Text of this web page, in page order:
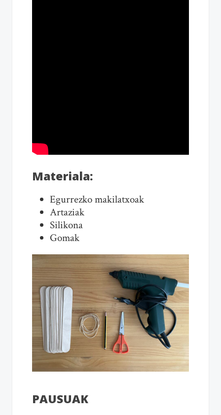
Materiala:
Egurrezko makilatxoak
Artaziak
Silikona
Gomak
PAUSUAK